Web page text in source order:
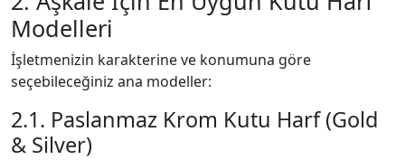
Modelleri
İşletmenizin karakterine ve konumuna göre
seçebileceğiniz ana modeller:
2.1. Paslanmaz Krom Kutu Harf (Gold
& Silver)